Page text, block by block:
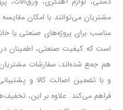
استحکام کششی:بین 360 تا 510 مگاپاسکال
قابلیت بالا در جوشکاری،
این ضخامت، تعادل مناسبی بین
برای استفاده در سازه‌هایی با
است.
مشتریان می‌توانند با امکان
است که کیفیت صنعتی، اطمینان در
هم جمع شده‌اند، سفارشات
و با تضمین اصالت کالا و
فراهم می‌کند. علاوه بر این،